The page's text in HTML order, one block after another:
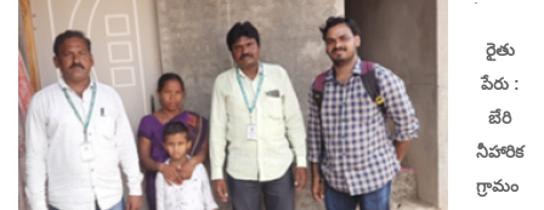
రైతు
పేరు :
బేరి
నీహారిక
గ్రామం